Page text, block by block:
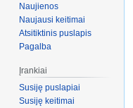
Naujienos
Naujausi keitimai
Atsitiktinis puslapis
Pagalba
Įrankiai
Susiję puslapiai
Susiję keitimai